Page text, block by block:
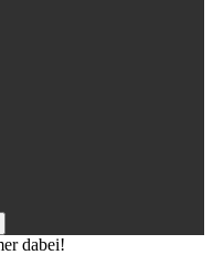
dabei!